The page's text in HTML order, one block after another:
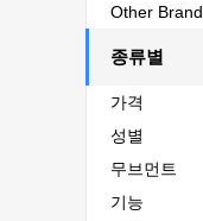
Other Brand
종류별
가격
성별
무브먼트
기능